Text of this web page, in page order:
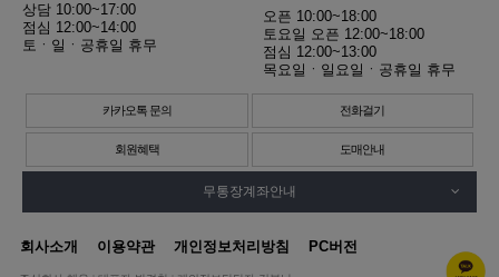
상담 10:00~17:00
점심 12:00~14:00
토ㆍ일ㆍ공휴일 휴무
오픈 10:00~18:00
토요일 오픈 12:00~18:00
점심 12:00~13:00
목요일ㆍ일요일ㆍ공휴일 휴무
카카오톡 문의 전화걸기
회원혜택 도매안내
무통장계좌안내
회사소개 이용약관 개인정보처리방침 PC버전